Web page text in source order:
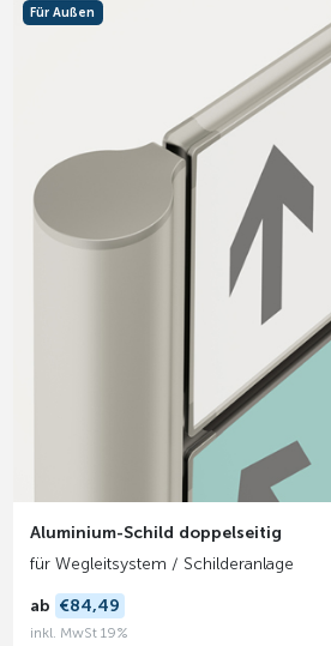
Aluminium-Schild doppelseitig
für Wegleitsystem / Schilderanlage
ab €84,49
inkl. MwSt 19%
Für Außen